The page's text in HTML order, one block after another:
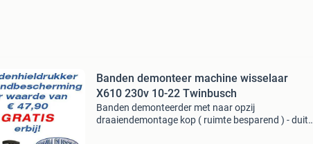
Banden demonteer machine wisselaar
X610 230v 10-22 Twinbusch
Banden demonteerder met naar opzij
draaiendemontage kop ( ruimte besparend ) - duits